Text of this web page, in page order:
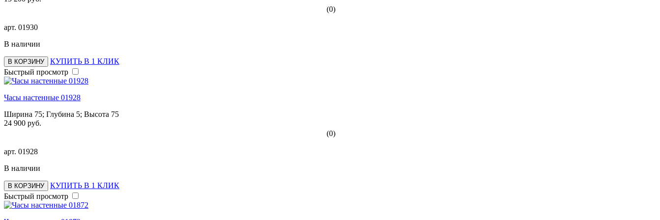
(0)
арт. 01930
В наличии
В КОРЗИНУ
КУПИТЬ В 1 КЛИК
Быстрый просмотр
Часы настенные 01928
Ширина 75; Глубина 5; Высота 75
24 900 руб.
(0)
арт. 01928
В наличии
В КОРЗИНУ
КУПИТЬ В 1 КЛИК
Быстрый просмотр